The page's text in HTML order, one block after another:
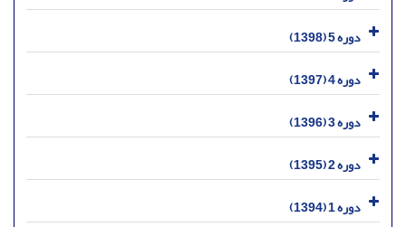
دوره 5 (1398)
دوره 4 (1397)
دوره 3 (1396)
دوره 2 (1395)
دوره 1 (1394)